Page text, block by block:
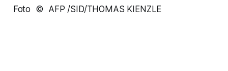
Foto © AFP /SID/THOMAS KIENZLE